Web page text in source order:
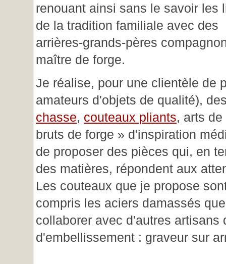
renouant ainsi sans le savoir les
de la tradition familiale avec des
arrières-grands-pères
maître de forge.
Je réalise, pour une clientèle de
amateurs d'objets de qualité),
chasse, couteaux pliants, arts
bruts de forge » d'inspiration
de proposer des pièces qui, en
des matières, répondent aux
Les couteaux que je propose
compris les aciers damassés
collaborer avec d'autres artisans
d'embellissement : graveur sur